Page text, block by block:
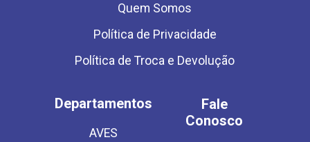
Quem Somos
Política de Privacidade
Política de Troca e Devolução
Departamentos
AVES
Fale
Conosco